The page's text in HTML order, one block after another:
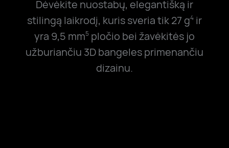
Dėvėkite nuostabų, elegantišką ir
stilingą laikrodį, kuris sveria tik27 g4 ir
yra 9,5 mm5 pločio bei žavėkitės jo
užburiančiu 3D bangeles primenančiu
dizainu.